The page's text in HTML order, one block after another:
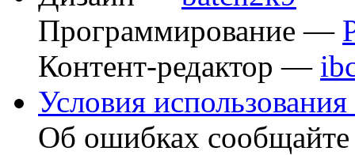
Программирование —
Контент-редактор —
Условия использования
Об ошибках